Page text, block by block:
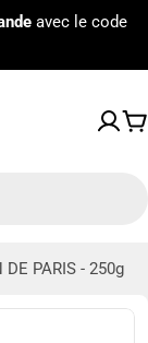
avec le code
DE PARIS - 250g